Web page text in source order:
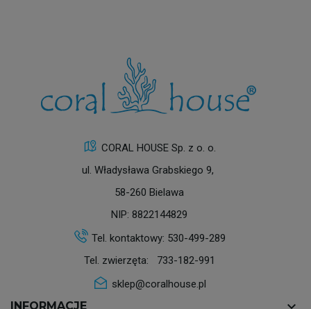
CORAL HOUSE Sp. z o. o.
ul. Władysława Grabskiego 9,
58-260 Bielawa
NIP: 8822144829
Tel. kontaktowy: 530-499-289
Tel. zwierzęta: 733-182-991
sklep@coralhouse.pl
INFORMACJE